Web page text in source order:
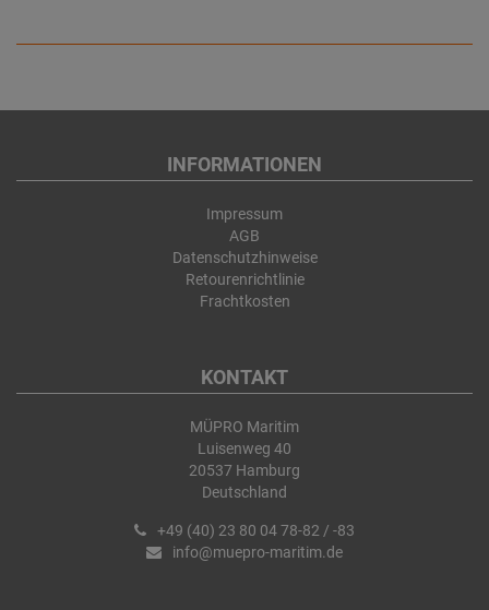
INFORMATIONEN
Impressum
AGB
Datenschutzhinweise
Retourenrichtlinie
Frachtkosten
KONTAKT
MÜPRO Maritim
Luisenweg 40
20537 Hamburg
Deutschland
+49 (40) 23 80 04 78-82 / -83
info@muepro-maritim.de